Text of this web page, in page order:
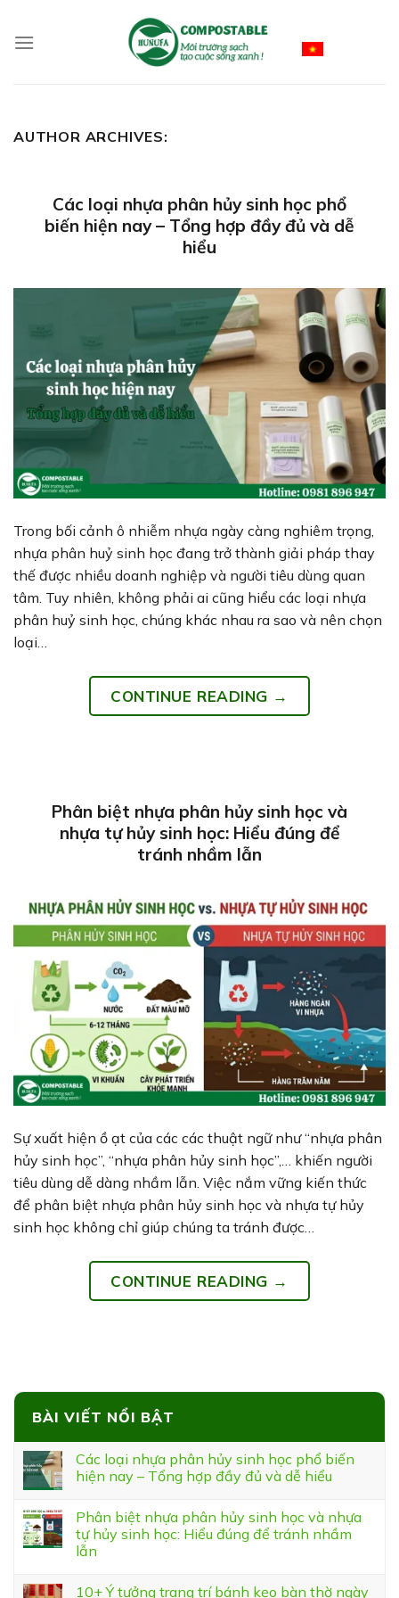
content
AUTHOR ARCHIVES:
Các loại nhựa phân hủy sinh học phổ
biến hiện nay – Tổng hợp đầy đủ và dễ
hiểu
Trong bối cảnh ô nhiễm nhựa ngày càng nghiêm trọng,
nhựa phân huỷ sinh học đang trở thành giải pháp thay
thế được nhiều doanh nghiệp và người tiêu dùng quan
tâm. Tuy nhiên, không phải ai cũng hiểu các loại nhựa
phân huỷ sinh học, chúng khác nhau ra sao và nên chọn
loại…
CONTINUE READING →
Phân biệt nhựa phân hủy sinh học và
nhựa tự hủy sinh học: Hiểu đúng để
tránh nhầm lẫn
Sự xuất hiện ồ ạt của các các thuật ngữ như “nhựa phân
hủy sinh học”, “nhựa phân hủy sinh học”,… khiến người
tiêu dùng dễ dàng nhầm lẫn. Việc nắm vững kiến thức
để phân biệt nhựa phân hủy sinh học và nhựa tự hủy
sinh học không chỉ giúp chúng ta tránh được…
CONTINUE READING →
BÀI VIẾT NỔI BẬT
Các loại nhựa phân hủy sinh học phổ biến
hiện nay – Tổng hợp đầy đủ và dễ hiểu
Phân biệt nhựa phân hủy sinh học và nhựa
tự hủy sinh học: Hiểu đúng để tránh nhầm
lẫn
10+ Ý tưởng trang trí bánh kẹo bàn thờ ngày